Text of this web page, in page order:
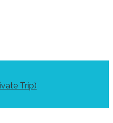
Trip)